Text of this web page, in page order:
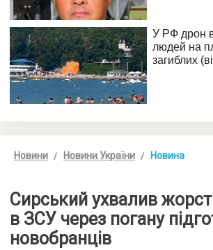
Новини Новини України Новина
Сирський ухвалив
в ЗСУ через погану
новобранців